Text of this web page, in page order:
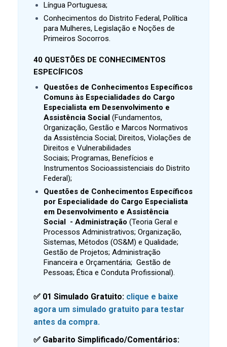
Língua Portuguesa;
Conhecimentos do Distrito Federal, Política
para Mulheres, Legislação e Noções de
Primeiros Socorros.
40 QUESTÕES DE CONHECIMENTOS
ESPECÍFICOS
Questões de Conhecimentos Específicos
Comuns às Especialidades do Cargo
Especialista em Desenvolvimento e
Assistência Social (Fundamentos,
Organização, Gestão e Marcos Normativos
da Assistência Social; Direitos, Violações de
Direitos e Vulnerabilidades
Sociais; Programas, Benefícios e
Instrumentos Socioassistenciais do Distrito
Federal);
Questões de Conhecimentos Específicos
por Especialidade do Cargo Especialista
em Desenvolvimento e Assistência
Social - Administração (Teoria Geral e
Processos Administrativos; Organização,
Sistemas, Métodos (OS&M) e Qualidade;
Gestão de Projetos; Administração
Financeira e Orçamentária; Gestão de
Pessoas; Ética e Conduta Profissional).
✅ 01 Simulado Gratuito: clique e baixe
agora um simulado gratuito para testar
antes da compra.
✅ Gabarito Simplificado/Comentários: